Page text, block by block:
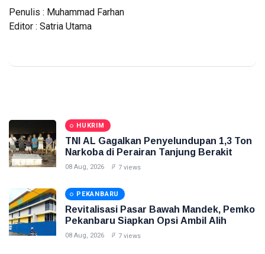
Penulis : Muhammad Farhan
Editor : Satria Utama
HUKRIM
TNI AL Gagalkan Penyelundupan 1,3 Ton
Narkoba di Perairan Tanjung Berakit
08 Aug, 2026 7 views
PEKANBARU
Revitalisasi Pasar Bawah Mandek, Pemko
Pekanbaru Siapkan Opsi Ambil Alih
08 Aug, 2026 7 views